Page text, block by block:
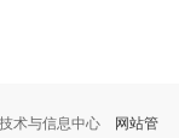
术与信息中心 网站管